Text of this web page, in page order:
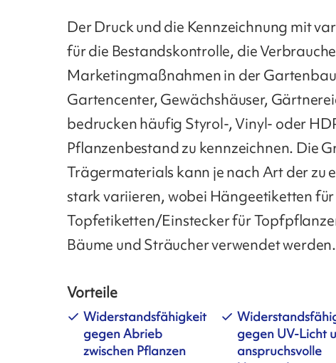
Der Druck und die Kennzeichnung mit
für die Bestandskontrolle, die
Marketingmaßnahmen in der
Gartencenter, Gewächshäuser,
bedrucken häufig Styrol-, Vinyl- oder
Pflanzenbestand zu kennzeichnen. Die
Trägermaterials kann je nach Art der zu
stark variieren, wobei Hängeetiketten
Topfetiketten/Einstecker für
Bäume und Sträucher verwendet werden.
Vorteile
Widerstandsfähigkeit
gegen Abrieb
zwischen Pflanzen
gegen UV-Licht
anspruchsvolle